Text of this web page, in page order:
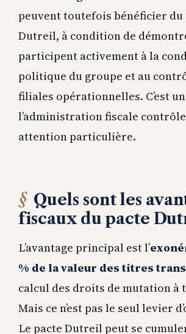
peuvent toutefois bénéficier du
Dutreil, à condition de
participent activement à la
politique du groupe et au
filiales opérationnelles. C’est
l’administration fiscale
attention particulière.
Quels sont les
fiscaux du pacte
L’avantage principal est l’
% de la valeur des titres
calcul des droits de mutation
Mais ce n’est pas le seul levier
Le pacte Dutreil peut se